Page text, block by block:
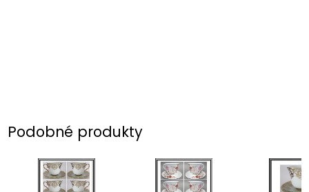
Podobné produkty